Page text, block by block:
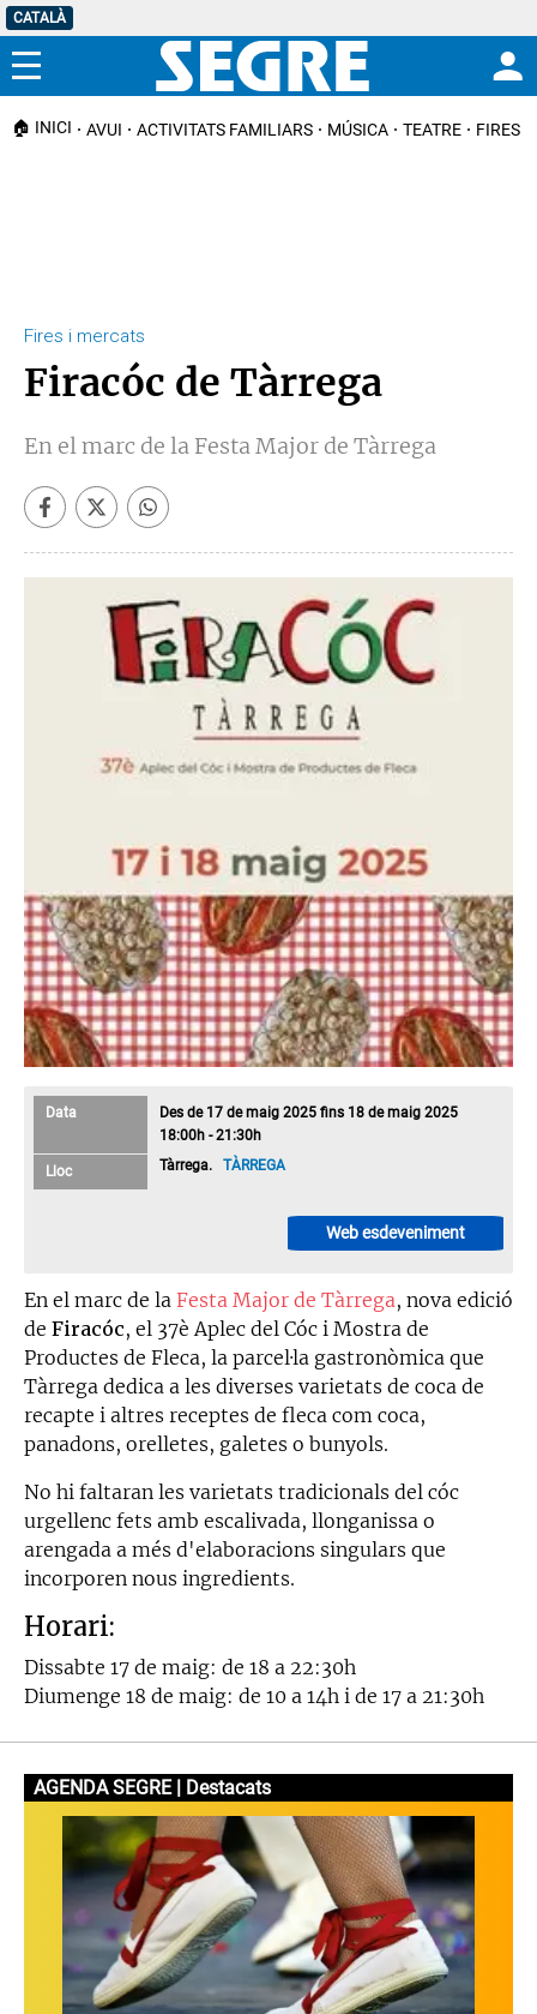
CATALÀ
Menú
🏠 INICI AVUI ACTIVITATS FAMILIARS MÚSICA TEATRE FIRES I
Fires i mercats
Firacóc de Tàrrega
En el marc de la Festa Major de Tàrrega
Data
Des de 17 de maig 2025 fins 18 de maig 2025
18:00h - 21:30h
Lloc Tàrrega.TÀRREGA
Web esdeveniment
En el marc de la Festa Major de Tàrrega, nova edició
de Firacóc, el 37è Aplec del Cóc i Mostra de
Productes de Fleca, la parcel·la gastronòmica que
Tàrrega dedica a les diverses varietats de coca de
recapte i altres receptes de fleca com coca,
panadons, orelletes, galetes o bunyols.
No hi faltaran les varietats tradicionals del cóc
urgellenc fets amb escalivada, llonganissa o
arengada a més d'elaboracions singulars que
incorporen nous ingredients.
Horari:
Dissabte 17 de maig: de 18 a 22:30h
Diumenge 18 de maig: de 10 a 14h i de 17 a 21:30h
AGENDA SEGRE | Destacats